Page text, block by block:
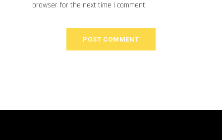
browser for the next time I comment.